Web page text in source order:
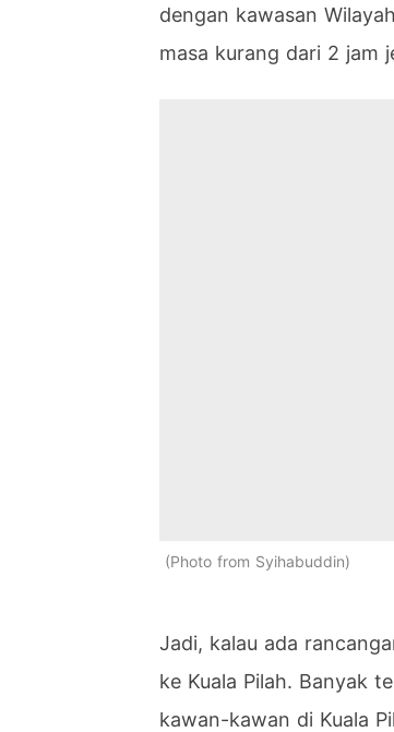
dengan kawasan
masa kurang dari 2 jam
Photo from Syihabuddin
Jadi, kalau ada
ke Kuala Pilah. Banyak
kawan-kawan di Kuala